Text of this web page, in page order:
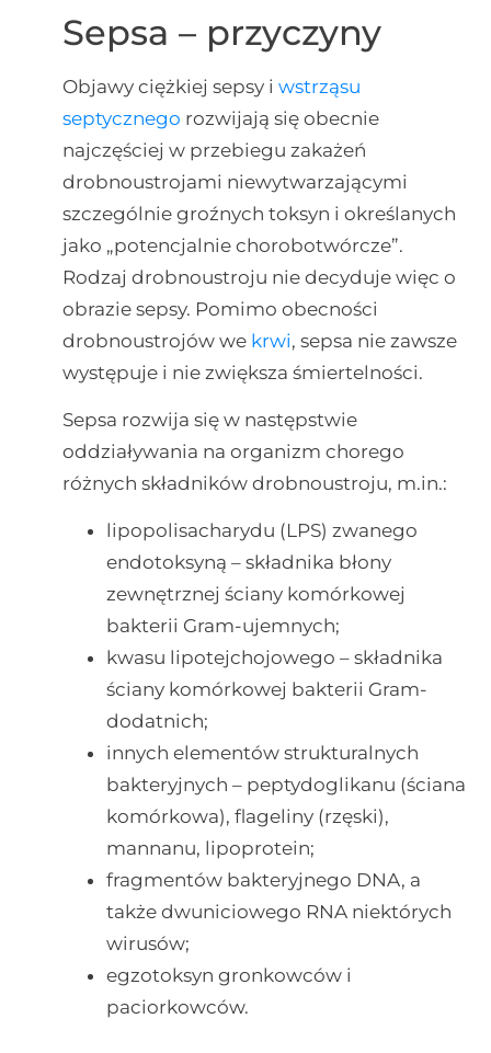
Sepsa – przyczyny
Objawy ciężkiej sepsy i wstrząsu
septycznego rozwijają się obecnie
najczęściej w przebiegu zakażeń
drobnoustrojami niewytwarzającymi
szczególnie groźnych toksyn i określanych
jako „potencjalnie chorobotwórcze”.
Rodzaj drobnoustroju nie decyduje więc o
obrazie sepsy. Pomimo obecności
drobnoustrojów we krwi, sepsa nie zawsze
występuje i nie zwiększa śmiertelności.
Sepsa rozwija się w następstwie
oddziaływania na organizm chorego
różnych składników drobnoustroju, m.in.:
lipopolisacharydu (LPS) zwanego
endotoksyną – składnika błony
zewnętrznej ściany komórkowej
bakterii Gram-ujemnych;
kwasu lipotejchojowego – składnika
ściany komórkowej bakterii Gram-
dodatnich;
innych elementów strukturalnych
bakteryjnych – peptydoglikanu (ściana
komórkowa), flageliny (rzęski),
mannanu, lipoprotein;
fragmentów bakteryjnego DNA, a
także dwuniciowego RNA niektórych
wirusów;
egzotoksyn gronkowców i
paciorkowców.